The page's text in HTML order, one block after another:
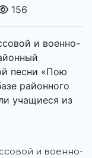
156
и военно-
песни «Пою
районного
учащиеся из
и военно-